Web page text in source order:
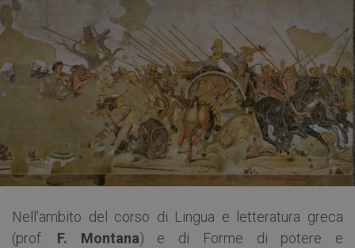
Nell’ambito del corso di Lingua e letteratura greca
(prof. F. Montana) e di Forme di potere e